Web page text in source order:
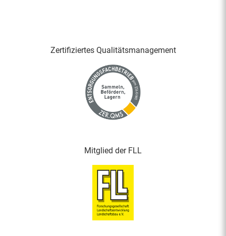
Zertifiziertes Qualitäts­management
Mitglied der FLL